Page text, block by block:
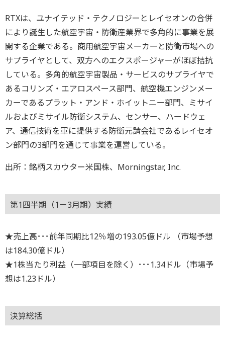
RTXは、ユナイテッド・テクノロジーとレイセオンの合併
により誕生した航空宇宙・防衛産業界で多角的に事業を展
開する企業である。商用航空宇宙メーカーと防衛市場への
サプライヤとして、双方へのエクスポージャーがほぼ拮抗
している。多角的航空宇宙製品・サービスのサプライヤで
あるコリンズ・エアロスペース部門、航空機エンジンメー
カーであるプラット・アンド・ホイットニー部門、ミサイ
ルおよびミサイル防衛システム、センサー、ハードウェ
ア、通信技術を軍に提供する防衛元請会社であるレイセオ
ン部門の3部門を通じて事業を運営している。
出所：銘柄スカウター米国株、Morningstar, Inc.
第1四半期（1－3月期）実績
★売上高･･･前年同期比12％増の193.05億ドル （市場予想
は184.30億ドル）
★1株当たり利益（一部項目を除く）･･･1.34ドル（市場予
想は1.23ドル）
決算総括